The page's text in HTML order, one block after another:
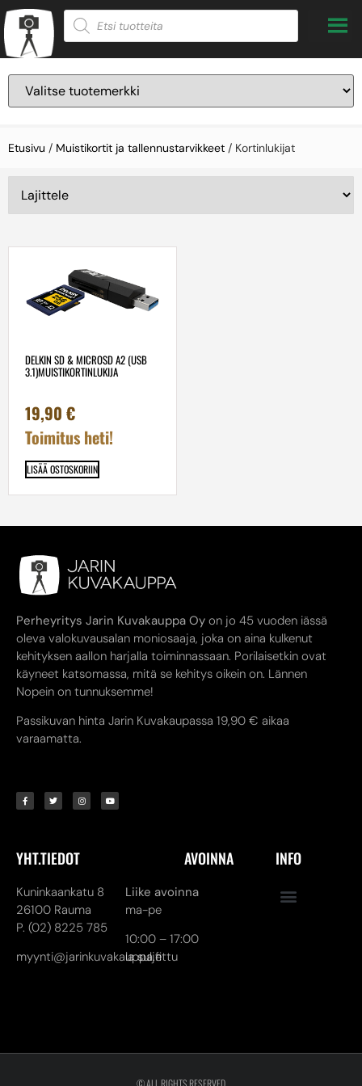
Etusivu / Muistikortit ja tallennustarvikkeet / Kortinlukijat
DELKIN SD & MICROSD A2 (USB
3.1)MUISTIKORTINLUKIJA
19,90 €
Toimitus heti!
LISÄÄ OSTOSKORIIN
Perheyritys Jarin Kuvakauppa Oy on jo 45 vuoden iässä
oleva valokuvausalan moniosaaja, joka on aina kulkenut
kehityksen aallon harjalla toiminnassaan. Porilaisetkin ovat
käyneet katsomassa, mitä se kehitys oikein on. Lännen
Nopein on tunnuksemme!
Passikuvan hinta Jarin Kuvakaupassa 19,90 € aikaa
varaamatta.
YHT.TIEDOT
Kuninkaankatu 8
26100 Rauma
P. (02) 8225 785
myynti@jarinkuvakauppa.fi
AVOINNA
Liike avoinna
ma-pe
10:00 – 17:00
la suljettu
INFO